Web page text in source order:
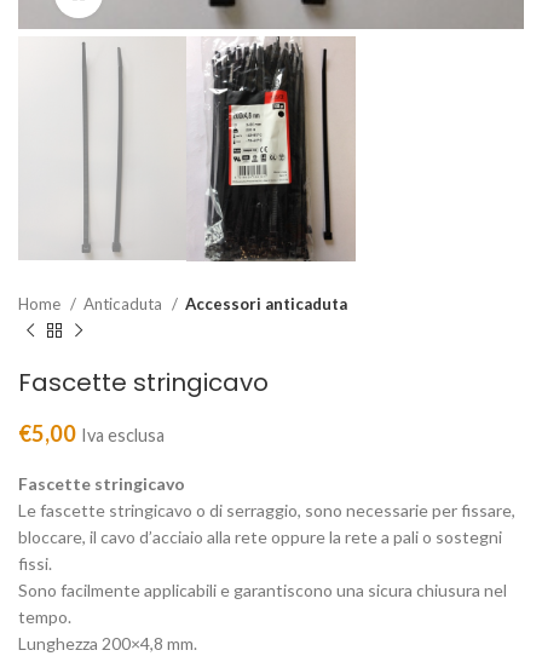
Home Anticaduta Accessori anticaduta
Fascette stringicavo
€5,00 Iva esclusa
Fascette stringicavo
Le fascette stringicavo o di serraggio, sono necessarie per fissare,
bloccare, il cavo d’acciaio alla rete oppure la rete a pali o sostegni
fissi.
Sono facilmente applicabili e garantiscono una sicura chiusura nel
tempo.
Lunghezza 200×4,8 mm.